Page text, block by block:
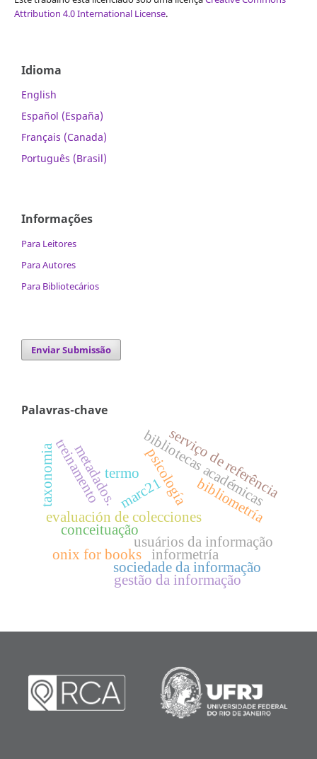
Attribution 4.0 International License.
Idioma
English
Español (España)
Français (Canada)
Português (Brasil)
Informações
Para Leitores
Para Autores
Para Bibliotecários
Enviar Submissão
Palavras-chave
evaluación de colecciones
bibliotecas académicas
psicología
usuários da informação
onix for books
marc21
metadados.
sociedade da informação
gestão da informação
treinamentotermo serviço de referência
taxonomia
conceituação
bibliometría
informetría